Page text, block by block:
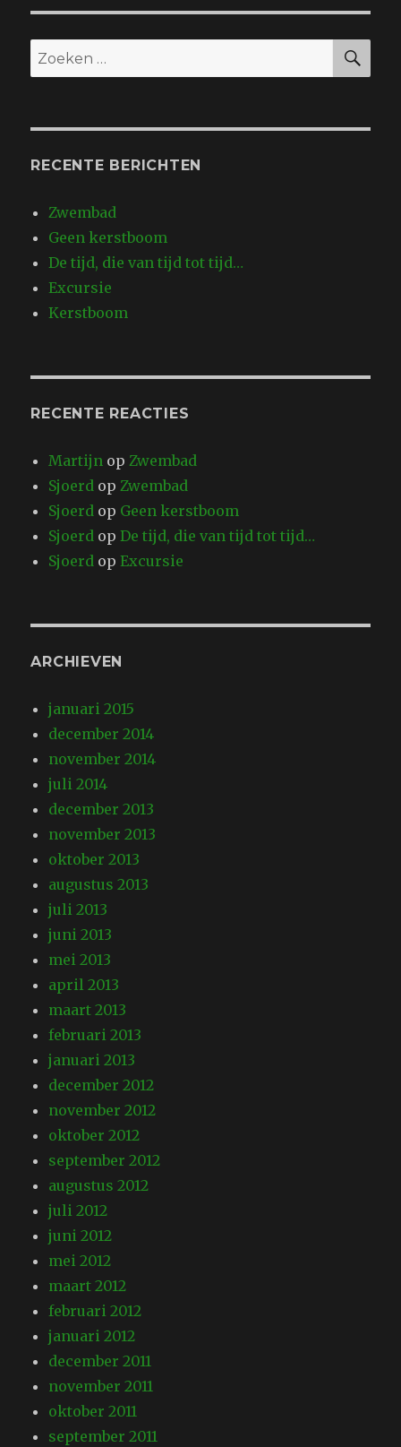
Zoeken
naar:
RECENTE BERICHTEN
Zwembad
Geen kerstboom
De tijd, die van tijd tot tijd…
Excursie
Kerstboom
RECENTE REACTIES
Martijn opZwembad
Sjoerd opZwembad
Sjoerd op Geen kerstboom
Sjoerd opDe tijd, die van tijd tot tijd…
Sjoerd opExcursie
ARCHIEVEN
januari 2015
december 2014
november 2014
juli 2014
december 2013
november 2013
oktober 2013
augustus 2013
juli 2013
juni 2013
mei 2013
april 2013
maart 2013
februari 2013
januari 2013
december 2012
november 2012
oktober 2012
september 2012
augustus 2012
juli 2012
juni 2012
mei 2012
maart 2012
februari 2012
januari 2012
december 2011
november 2011
oktober 2011
september 2011